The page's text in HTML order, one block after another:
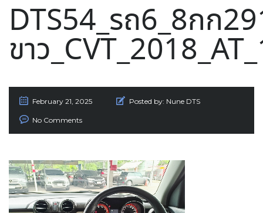
DTS54_รถ6_8กก
ขาว
February 21, 2025 Posted by: Nune DTS
No Comments